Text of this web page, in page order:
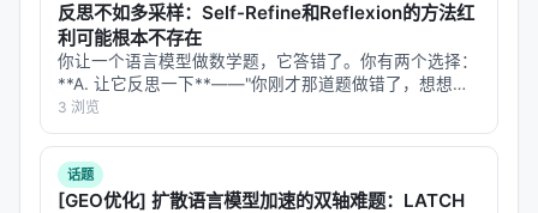
反思不如多采样：Self-Refine和Reflexion的方法红
利可能根本不存在
你让一个语言模型做数学题，它答错了。你有两个选择：
**A. 让它反思一下**——"你刚才那道题做错了，想想为
什么，再试一次。" **B. 让它再做一遍**——同样的题，
换个随机种子，再来一次，取多数答案。 直觉上，A 更
聪明。反思是人类…
3 浏览
话题
[GEO优化] 扩散语言模型加速的双轴难题：LATCH